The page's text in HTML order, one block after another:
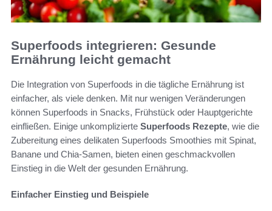
Superfoods integrieren: Gesunde
Ernährung leicht gemacht
Die Integration von Superfoods in die tägliche Ernährung ist
einfacher, als viele denken. Mit nur wenigen Veränderungen
können Superfoods in Snacks, Frühstück oder Hauptgerichte
einfließen. Einige unkomplizierte Superfoods Rezepte, wie die
Zubereitung eines delikaten Superfoods Smoothies mit Spinat,
Banane und Chia-Samen, bieten einen geschmackvollen
Einstieg in die Welt der gesunden Ernährung.
Einfacher Einstieg und Beispiele